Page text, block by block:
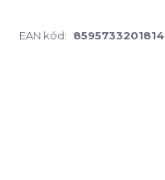
EAN kód: 8595733201814